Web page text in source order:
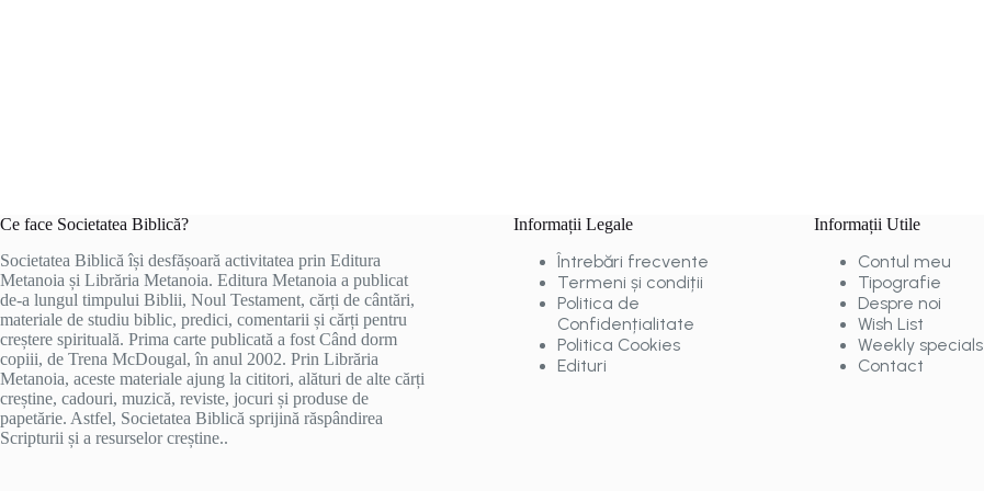
Ce face Societatea Biblică?
Societatea Biblică își desfășoară activitatea prin Editura
Metanoia și Librăria Metanoia. Editura Metanoia a publicat
de-a lungul timpului Biblii, Noul Testament, cărți de cântări,
materiale de studiu biblic, predici, comentarii și cărți pentru
creștere spirituală. Prima carte publicată a fost Când dorm
copiii, de Trena McDougal, în anul 2002. Prin Librăria
Metanoia, aceste materiale ajung la cititori, alături de alte cărți
creștine, cadouri, muzică, reviste, jocuri și produse de
papetărie. Astfel, Societatea Biblică sprijină răspândirea
Scripturii și a resurselor creștine..
Informații Legale
Întrebări frecvente
Termeni și condiții
Politica de
Confidențialitate
Politica Cookies
Edituri
Informații Utile
Contul meu
Tipografie
Despre noi
Wish List
Weekly specials
Contact